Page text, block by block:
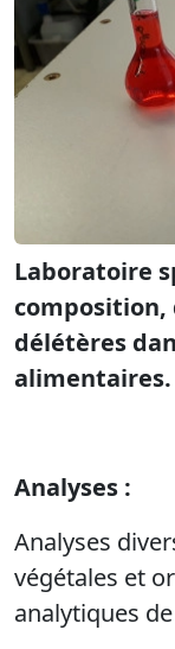
Laboratoire
composition,
délétères
alimentaires.
Analyses :
Analyses
végétales et
analytiques